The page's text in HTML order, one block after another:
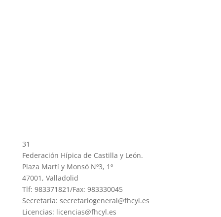
31
Federación Hípica de Castilla y León.
Plaza Martí y Monsó Nº3, 1º
47001, Valladolid
Tlf: 983371821/Fax: 983330045
Secretaria: secretariogeneral@fhcyl.es
Licencias: licencias@fhcyl.es